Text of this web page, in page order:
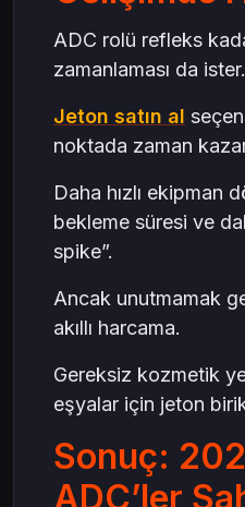
ADC rolü refleks
zamanlaması da ister.
Jeton satın al
noktada zaman
Daha hızlı ekipman
bekleme süresi ve
spike”.
Ancak unutmamak
akıllı harcama.
Gereksiz kozmetik
eşyalar için jeton
Sonuç:
ADC’ler